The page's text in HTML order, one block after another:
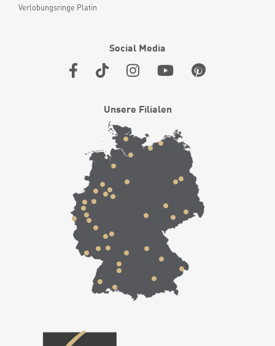
Verlobungsringe Platin
Social Media
Unsere Filialen